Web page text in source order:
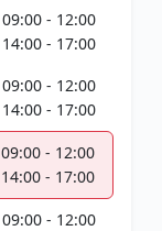
09:00 - 12:00
14:00 - 17:00
09:00 - 12:00
14:00 - 17:00
09:00 - 12:00
14:00 - 17:00
09:00 - 12:00